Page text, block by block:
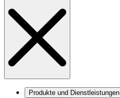
Produkte und Dienstleistungen